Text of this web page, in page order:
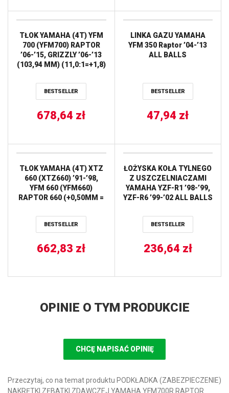
TŁOK YAMAHA (4T) YFM
700 (YFM700) RAPTOR
’06-’15, GRIZZLY ’06-’13
(103,94 MM) (11,0:1=+1,8)
BESTSELLER
678,64 zł
LINKA GAZU YAMAHA
YFM 350 Raptor ’04-’13
ALL BALLS
BESTSELLER
47,94 zł
TŁOK YAMAHA (4T) XTZ
660 (XTZ660) ’91-’98,
YFM 660 (YFM660)
RAPTOR 660 (+0,50MM =
BESTSELLER
662,83 zł
ŁOŻYSKA KOŁA TYLNEGO
Z USZCZELNIACZAMI
YAMAHA YZF-R1 ’98-’99,
YZF-R6 ’99-’02 ALL BALLS
BESTSELLER
236,64 zł
OPINIE O TYM PRODUKCIE
CHCĘ NAPISAĆ OPINIĘ
Przeczytaj, co na temat produktu PODKŁADKA (ZABEZPIECZENIE)
NAKRĘTKI ZĘBATKI ZDAWCZEJ YAMAHA YFM700R RAPTOR